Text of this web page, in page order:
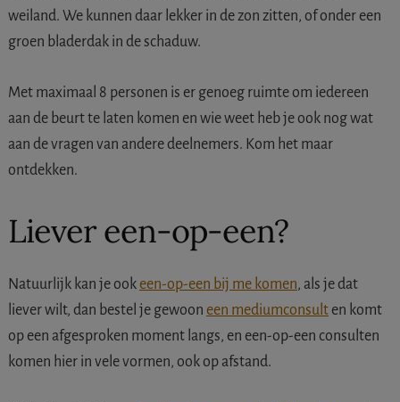
weiland. We kunnen daar lekker in de zon zitten, of onder een
groen bladerdak in de schaduw.
Met maximaal 8 personen is er genoeg ruimte om iedereen
aan de beurt te laten komen en wie weet heb je ook nog wat
aan de vragen van andere deelnemers. Kom het maar
ontdekken.
Liever een-op-een?
Natuurlijk kan je ookeen-op-een bij me komen, als je dat
liever wilt, dan bestel je gewoon een mediumconsult en komt
op een afgesproken moment langs, en een-op-een consulten
komen hier in vele vormen, ook op afstand.